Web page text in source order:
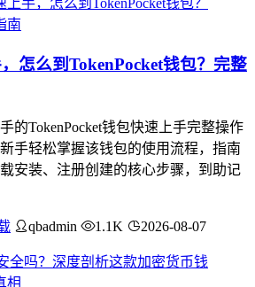
怎么到TokenPocket钱包？完整
的TokenPocket钱包快速上手完整操作
手轻松掌握该钱包的使用流程，指南
安装、注册创建的核心步骤，到助记
qbadmin 1.1K 2026-08-07